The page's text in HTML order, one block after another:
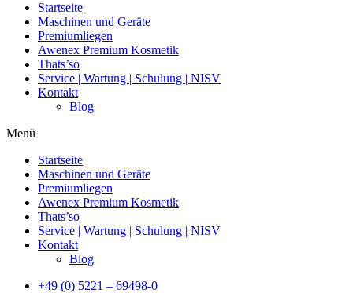
Startseite
Maschinen und Geräte
Premiumliegen
Awenex Premium Kosmetik
Thats’so
Service | Wartung | Schulung | NISV
Kontakt
Blog
Menü
Startseite
Maschinen und Geräte
Premiumliegen
Awenex Premium Kosmetik
Thats’so
Service | Wartung | Schulung | NISV
Kontakt
Blog
+49 (0) 5221 – 69498-0